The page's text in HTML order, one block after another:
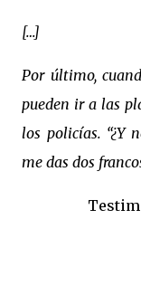
[…]
Por último,
pueden ir a las
los policías. “¿Y
me das dos